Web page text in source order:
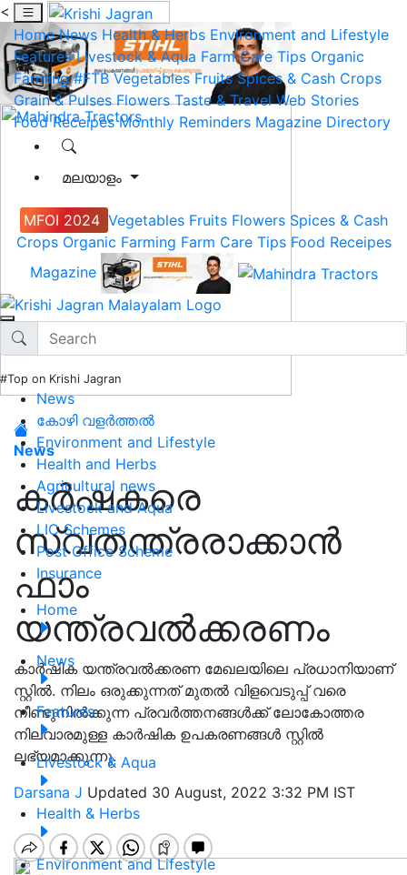
<
Home News Health & Herbs Environment and Lifestyle
Features Livestock & Aqua Farm Care Tips Organic
Farming #FTB Vegetables Fruits Spices & Cash Crops
Grain & Pulses Flowers Taste & Travel Web Stories
Food Receipes Monthly Reminders Magazine Directory
മലയാളം
MFOI 2024 Vegetables Fruits Flowers Spices & Cash
Crops Organic Farming Farm Care Tips Food Receipes
Magazine
#Top on Krishi Jagran
News
കോഴി വളർത്തൽ
Environment and Lifestyle
Health and Herbs
Agricultural news
Livestock and Aqua
LIC Schemes
Post Office Scheme
Insurance
Home
News
Features
Livestock & Aqua
Health & Herbs
Environment and Lifestyle
News
കർഷകരെ
സ്വതന്ത്രരാക്കാൻ
ഫാം
യന്ത്രവൽക്കരണം
കാർഷിക യന്ത്രവൽക്കരണ മേഖലയിലെ പ്രധാനിയാണ്
സ്റ്റിൽ. നിലം ഒരുക്കുന്നത് മുതൽ വിളവെടുപ്പ് വരെ
നീണ്ടുനിൽക്കുന്ന പ്രവർത്തനങ്ങൾക്ക് ലോകോത്തര
നിലവാരമുള്ള കാർഷിക ഉപകരണങ്ങൾ സ്റ്റിൽ
ലഭ്യമാക്കുന്നു.
Darsana J Updated 30 August, 2022 3:32 PM IST